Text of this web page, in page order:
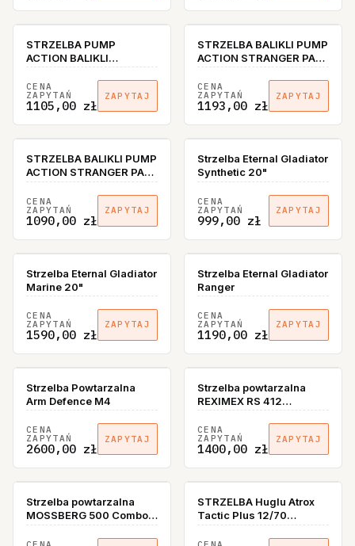
STRZELBA PUMP
ACTION BALIKLI
STRANGER PA-E03 KAL.
12/76
CENA
ZAPYTAŃ
1105,00 zł
ZAPYTAJ
STRZELBA BALIKLI PUMP
ACTION STRANGER PA-
T02 KAL. 12/76 80019
CENA
ZAPYTAŃ
1193,00 zł
ZAPYTAJ
STRZELBA BALIKLI PUMP
ACTION STRANGER PA-
T01 RUCHOMA KOLBA
KAL. 12/76 K.P.TURCJA
CENA
ZAPYTAŃ
1090,00 zł
ZAPYTAJ
Strzelba Eternal Gladiator
Synthetic 20"
CENA
ZAPYTAŃ
999,00 zł
ZAPYTAJ
Strzelba Eternal Gladiator
Marine 20"
CENA
ZAPYTAŃ
1590,00 zł
ZAPYTAJ
Strzelba Eternal Gladiator
Ranger
CENA
ZAPYTAŃ
1190,00 zł
ZAPYTAJ
Strzelba Powtarzalna
Arm Defence M4
CENA
ZAPYTAŃ
2600,00 zł
ZAPYTAJ
Strzelba powtarzalna
REXIMEX RS 412
Bottomland Camo 12Ga
66 cm
CENA
ZAPYTAŃ
1400,00 zł
ZAPYTAJ
Strzelba powtarzalna
MOSSBERG 500 Combo
kal. 12/76, z wymienną
lufą, orzech
STRZELBA Huglu Atrox
Tactic Plus 12/70
FDE/COYOTE